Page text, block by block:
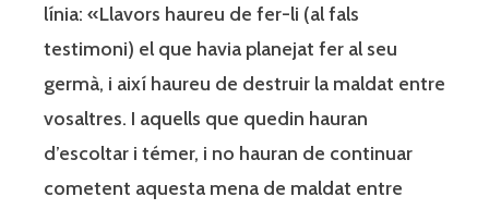
línia: «Llavors haureu de fer-li (al fals
testimoni) el que havia planejat fer al seu
germà, i així haureu de destruir la maldat entre
vosaltres. I aquells que quedin hauran
d’escoltar i témer, i no hauran de continuar
cometent aquesta mena de maldat entre